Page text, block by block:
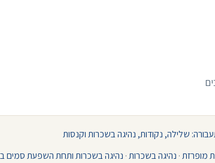
שלילה, נקודות, נהיגה בשכרות וקנסות
מופרזת· נהיגה בשכרות· נהיגה בשכרות ותחת השפעת סמים